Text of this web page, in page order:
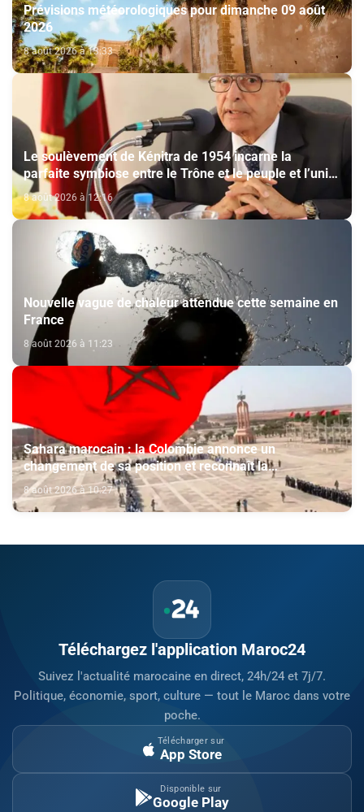
Prévisions météorologiques pour dimanche 09 août
2026
8 août 2026 à 13:33
Le soulèvement de Kénitra de 1954 incarne la
parfaite symbiose entre le Trône et le peuple et l’unité
de volonté et de destin (M. El Ktiri)
8 août 2026 à 12:16
Nouvelle vague de chaleur attendue cette semaine en
France
8 août 2026 à 11:23
Sahara marocain : la Colombie annonce un
changement de sa position et reconnaît la
souveraineté du Maroc sur son Sahara
8 août 2026 à 10:27
Téléchargez l'application Maroc24
Suivez l'actualité marocaine en direct, 24h/24 et 7j/7.
Politique, économie, sport, culture — tout le Maroc dans votre
poche.
Télécharger sur
App Store
Disponible sur
Google Play